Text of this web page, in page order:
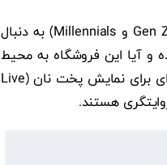
تحقیقات رفتارشناسی جدید نشان می‌دهد که مشتریان ایرانی نیز دچار تغییر ذائقه شده‌اند. نسل جدید (Gen Z و Millennials) به دنبال
و آیا این فروشگاه به محیط
زیست احترام می‌گذارد یا خیر. طراحی فروشگاه شما باید بتواند این داستان را روایت کند. دیوارهای شیشه‌ای برای نمایش پخت نان (Live